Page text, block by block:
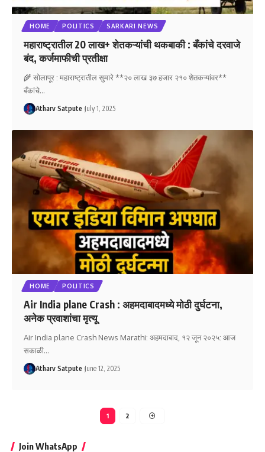
HOME POLITICS SARKARI NEWS
महाराष्ट्रातील 20 लाख+ शेतकऱ्यांची थकबाकी : बँकांचे दरवाजे
बंद, कर्जमाफीची प्रतीक्षा
🌾 सोलापूर : महाराष्ट्रातील सुमारे **२० लाख ३७ हजार २१० शेतकऱ्यांवर**
बँकांचे…
Atharv Satpute July 1, 2025
HOME POLITICS
Air India plane Crash : अहमदाबादमध्ये मोठी दुर्घटना,
अनेक प्रवाशांचा मृत्यू
Air India plane Crash News Marathi: अहमदाबाद, १२ जून २०२५: आज
सकाळी…
Atharv Satpute June 12, 2025
1 2
Join WhatsApp